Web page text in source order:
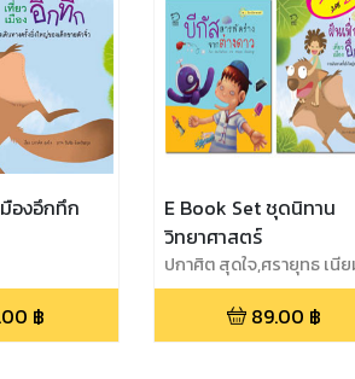
องอึกทึก
฿
E Book Set ชุดนิทาน
วิทยาศาสตร์
ปกาศิต สุดใจ,ศรายุทธ เนี
ประยูร
89.00 ฿